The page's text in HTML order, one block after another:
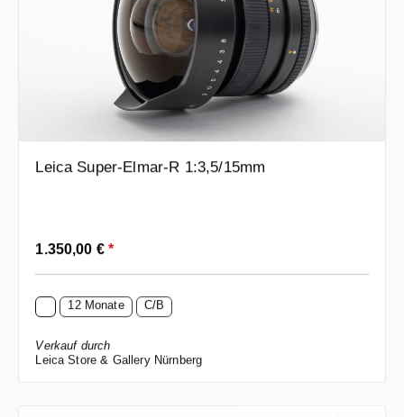
Leica Super-Elmar-R 1:3,5/15mm
Regulärer Preis:
1.350,00 €*
12 Monate C/B
Verkauf durch
Leica Store & Gallery Nürnberg